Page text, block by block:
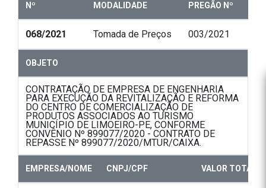
Nº
MODALIDADE PREGÃO Nº
068/2021 Tomada de Preços 003/2021
OBJETO
CONTRATAÇÃO DE EMPRESA DE ENGENHARIA
PARA EXECUÇÃO DA REVITALIZAÇÃO E REFORMA
DO CENTRO DE COMERCIALIZAÇÃO DE
PRODUTOS ASSOCIADOS AO TURISMO
MUNICÍPIO DE LIMOEIRO-PE, CONFORME
CONVÊNIO Nº 899077/2020 - CONTRATO DE
REPASSE Nº 899077/2020/MTUR/CAIXA.
EMPRESA/NOME CNPJ/CPF VALOR TOTAL